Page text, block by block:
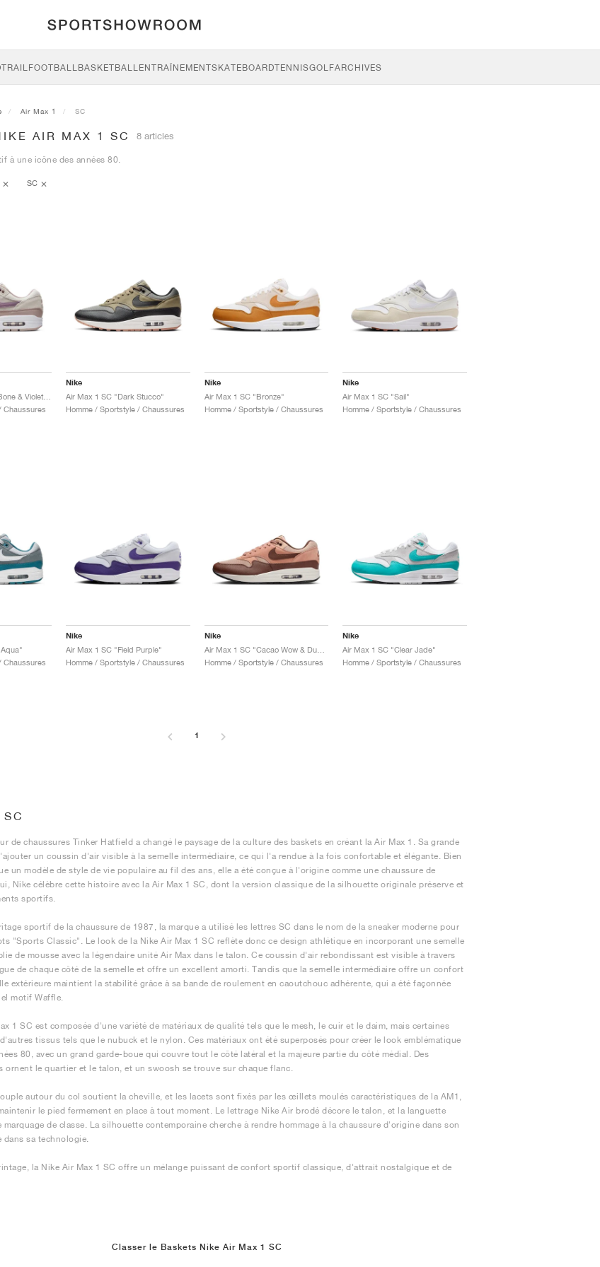
TRAILFOOTBALLBASKETBALLENTRAÎNEMENTSKATEBOARDTENNISGOLFARCHIVES
Air Max 1 SC
AIR MAX 1 SC 8 articles
à une icône des années 80.
SC
Chaussures
Nike
Air Max 1 SC "Dark Stucco"
Homme / Sportstyle / Chaussures
Nike
Air Max 1 SC "Bronze"
Homme / Sportstyle / Chaussures
Nike
Air Max 1 SC "Sail"
Homme / Sportstyle / Chaussures
Chaussures
Nike
Air Max 1 SC "Field Purple"
Homme / Sportstyle / Chaussures
Nike
Air Max 1 SC "Cacao Wow & Dusted Clay"
Homme / Sportstyle / Chaussures
Nike
Air Max 1 SC "Clear Jade"
Homme / Sportstyle / Chaussures
1
de chaussures Tinker Hatfield a changé le paysage de la culture des baskets en créant la Air Max 1. Sa grande
un coussin d'air visible à la semelle intermédiaire, ce qui l'a rendue à la fois confortable et élégante. Bien
un modèle de style de vie populaire au fil des ans, elle a été conçue à l'origine comme une chaussure de
Nike célèbre cette histoire avec la Air Max 1 SC, dont la version classique de la silhouette originale préserve et
sportifs.
sportif de la chaussure de 1987, la marque a utilisé les lettres SC dans le nom de la sneaker moderne pour
"Sports Classic". Le look de la Nike Air Max 1 SC reflète donc ce design athlétique en incorporant une semelle
de mousse avec la légendaire unité Air Max dans le talon. Ce coussin d'air rebondissant est visible à travers
de chaque côté de la semelle et offre un excellent amorti. Tandis que la semelle intermédiaire offre un confort
extérieure maintient la stabilité grâce à sa bande de roulement en caoutchouc adhérente, qui a été façonnée
motif Waffle.
1 SC est composée d'une variété de matériaux de qualité tels que le mesh, le cuir et le daim, mais certaines
tissus tels que le nubuck et le nylon. Ces matériaux ont été superposés pour créer le look emblématique
80, avec un grand garde-boue qui couvre tout le côté latéral et la majeure partie du côté médial. Des
ornent le quartier et le talon, et un swoosh se trouve sur chaque flanc.
autour du col soutient la cheville, et les lacets sont fixés par les œillets moulés caractéristiques de la AM1,
le pied fermement en place à tout moment. Le lettrage Nike Air brodé décore le talon, et la languette
de classe. La silhouette contemporaine cherche à rendre hommage à la chaussure d'origine dans son
sa technologie.
la Nike Air Max 1 SC offre un mélange puissant de confort sportif classique, d'attrait nostalgique et de
Classer le Baskets Nike Air Max 1 SC